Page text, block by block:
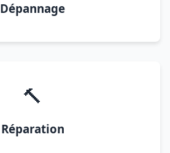
Dépannage
🔨
Réparation